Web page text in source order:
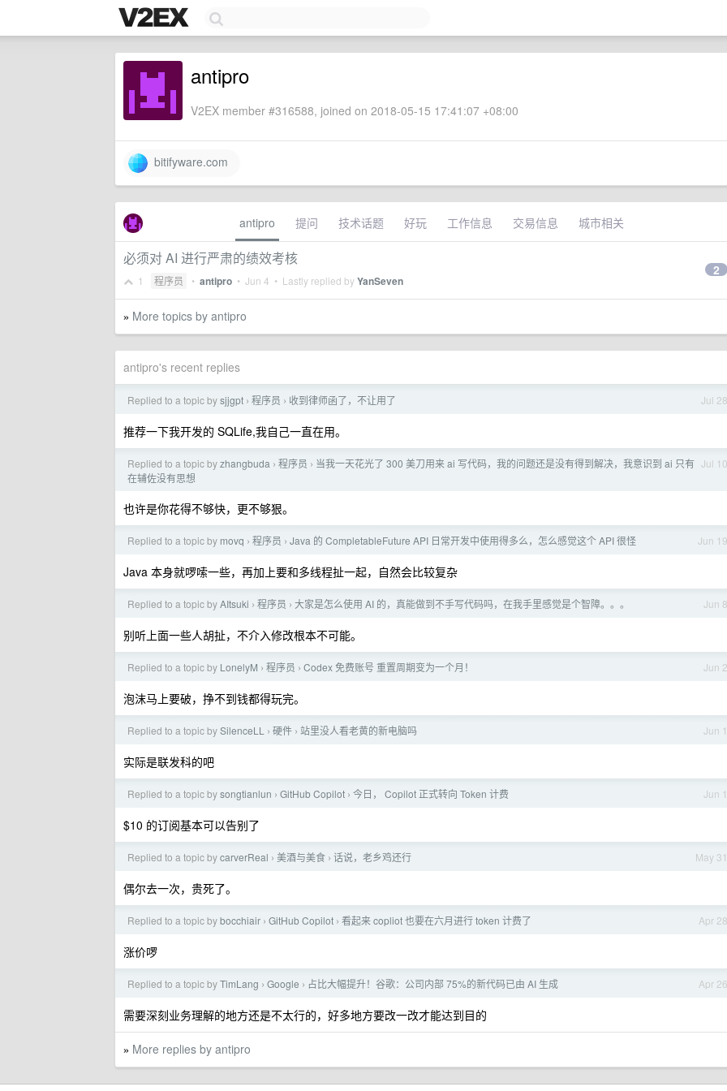
antipro
V2EX member #316588, joined on 2018-05-15 17:41:07 +08:00
bitifyware.com
antipro 提问 技术话题 好玩 工作信息 交易信息 城市相关
必须对 AI 进行严肃的绩效考核
1 程序员 • antipro • Jun 4 • Lastly replied byYanSeven
2
» More topics by antipro
antipro's recent replies
Jul 28
Replied to a topic bysjjgpt › 程序员 › 收到律师函了，不让用了
推荐一下我开发的 SQLife,我自己一直在用。
Jul 10
Replied to a topic byzhangbuda › 程序员 › 当我一天花光了 300 美刀用来 ai 写代码，我的问题还是没有得到解决，我意识到 ai 只有
在辅佐没有思想
也许是你花得不够快，更不够狠。
Jun 19
Replied to a topic by movq › 程序员 › Java 的 CompletableFuture API 日常开发中使用得多么，怎么感觉这个 API 很怪
Java 本身就啰嗦一些，再加上要和多线程扯一起，自然会比较复杂
Jun 8
Replied to a topic byAItsuki › 程序员 › 大家是怎么使用 AI 的，真能做到不手写代码吗，在我手里感觉是个智障。。。
别听上面一些人胡扯，不介入修改根本不可能。
Jun 2
Replied to a topic by LonelyM › 程序员 › Codex 免费账号 重置周期变为一个月！
泡沫马上要破，挣不到钱都得玩完。
Jun 1
Replied to a topic bySilenceLL › 硬件 › 站里没人看老黄的新电脑吗
实际是联发科的吧
Jun 1
Replied to a topic bysongtianlun › GitHub Copilot › 今日， Copilot 正式转向 Token 计费
$10 的订阅基本可以告别了
May 31
Replied to a topic bycarverReal › 美酒与美食 › 话说，老乡鸡还行
偶尔去一次，贵死了。
Apr 28
Replied to a topic bybocchiair › GitHub Copilot › 看起来 copliot 也要在六月进行 token 计费了
涨价啰
Apr 26
Replied to a topic byTimLang › Google › 占比大幅提升！谷歌：公司内部 75%的新代码已由 AI 生成
需要深刻业务理解的地方还是不太行的，好多地方要改一改才能达到目的
» More replies by antipro